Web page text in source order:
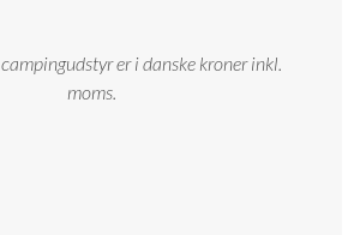
er i danske kroner inkl.
moms.